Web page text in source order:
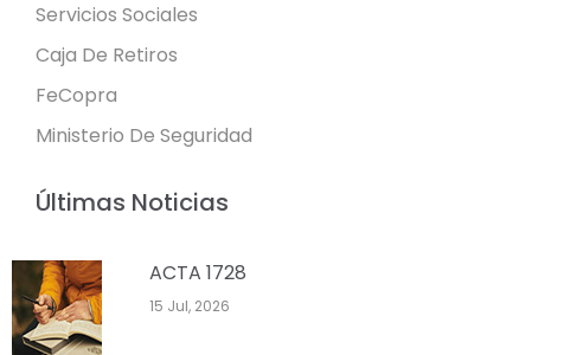
Servicios Sociales
Caja De Retiros
FeCopra
Ministerio De Seguridad
Últimas Noticias
ACTA 1728
15 Jul, 2026